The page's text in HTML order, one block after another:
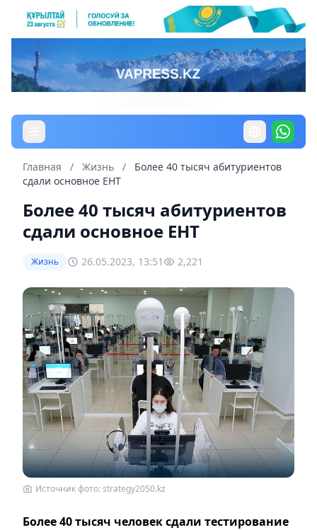
Главная / Жизнь /
Более 40 тысяч абитуриентов
сдали основное ЕНТ
Более 40 тысяч абитуриентов
сдали основное ЕНТ
Жизнь 26.05.2023, 13:51 2,221
Источник фото: strategy2050.kz
Более 40 тысяч человек сдали тестирование